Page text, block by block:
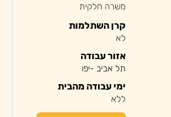
משרה חלקית
קרן השתלמות
לא
אזור עבודה
תל אביב -יפו
ימי עבודה מהבית
ללא